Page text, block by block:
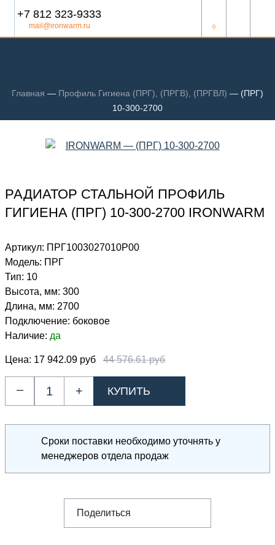
+7 812 323-9333
mail@ironwarm.ru 0
Главная — Профиль Гигиена (ПРГ), (ПРГВ), (ПРГВЛ) — (ПРГ)
10-300-2700
РАДИАТОР СТАЛЬНОЙ ПРОФИЛЬ
ГИГИЕНА (ПРГ) 10-300-2700 IRONWARM
Артикул: ПРГ1003027010P00
Модель: ПРГ
Тип: 10
Высота, мм: 300
Длина, мм: 2700
Подключение: боковое
Наличие: да
Цена: 17 942.09 руб 44 576.61 руб
– +
Сроки поставки необходимо уточнять у
менеджеров отдела продаж
Поделиться